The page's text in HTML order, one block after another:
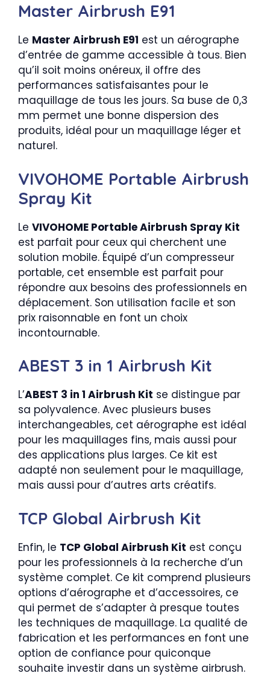
Master Airbrush E91
Le Master Airbrush E91 est un aérographe
d’entrée de gamme accessible à tous. Bien
qu’il soit moins onéreux, il offre des
performances satisfaisantes pour le
maquillage de tous les jours. Sa buse de 0,3
mm permet une bonne dispersion des
produits, idéal pour un maquillage léger et
naturel.
VIVOHOME Portable Airbrush
Spray Kit
Le VIVOHOME Portable Airbrush Spray Kit
est parfait pour ceux qui cherchent une
solution mobile. Équipé d’un compresseur
portable, cet ensemble est parfait pour
répondre aux besoins des professionnels en
déplacement. Son utilisation facile et son
prix raisonnable en font un choix
incontournable.
ABEST 3 in 1 Airbrush Kit
L’ABEST 3 in 1 Airbrush Kit se distingue par
sa polyvalence. Avec plusieurs buses
interchangeables, cet aérographe est idéal
pour les maquillages fins, mais aussi pour
des applications plus larges. Ce kit est
adapté non seulement pour le maquillage,
mais aussi pour d’autres arts créatifs.
TCP Global Airbrush Kit
Enfin, le TCP Global Airbrush Kit est conçu
pour les professionnels à la recherche d’un
système complet. Ce kit comprend plusieurs
options d’aérographe et d’accessoires, ce
qui permet de s’adapter à presque toutes
les techniques de maquillage. La qualité de
fabrication et les performances en font une
option de confiance pour quiconque
souhaite investir dans un système airbrush.